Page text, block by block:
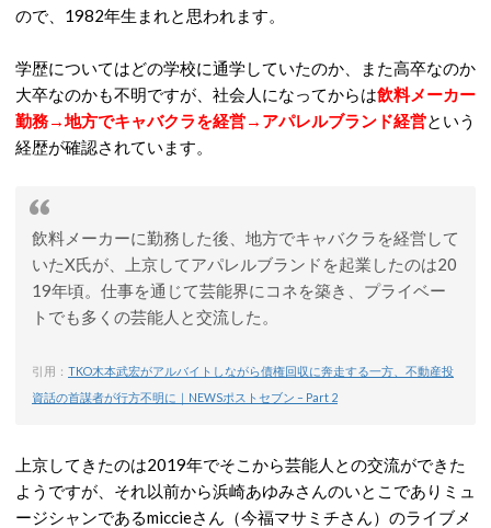
ので、1982年生まれと思われます。
学歴についてはどの学校に通学していたのか、また高卒なのか
大卒なのかも不明ですが、社会人になってからは飲料メーカー
勤務→地方でキャバクラを経営→アパレルブランド経営という
経歴が確認されています。
飲料メーカーに勤務した後、地方でキャバクラを経営して
いたX氏が、上京してアパレルブランドを起業したのは20
19年頃。仕事を通じて芸能界にコネを築き、プライベー
トでも多くの芸能人と交流した。
引用： TKO木本武宏がアルバイトしながら債権回収に奔走する一方、不動産投
資話の首謀者が行方不明に｜NEWSポストセブン – Part 2
上京してきたのは2019年でそこから芸能人との交流ができた
ようですが、それ以前から浜崎あゆみさんのいとこでありミュ
ージシャンであるmiccieさん（今福マサミチさん）のライブメ